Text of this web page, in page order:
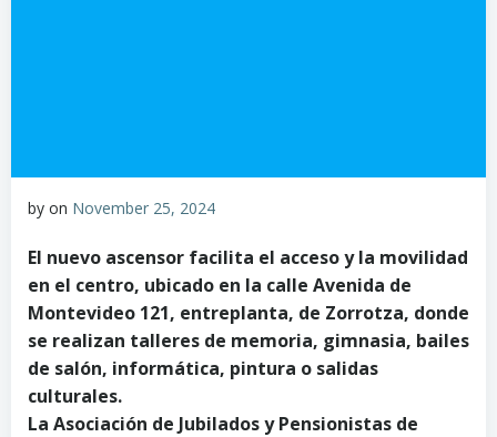
by on November 25, 2024
El nuevo ascensor facilita el acceso y la movilidad
en el centro, ubicado en la calle Avenida de
Montevideo 121, entreplanta, de Zorrotza, donde
se realizan talleres de memoria, gimnasia, bailes
de salón, informática, pintura o salidas
culturales.
La Asociación de Jubilados y Pensionistas de